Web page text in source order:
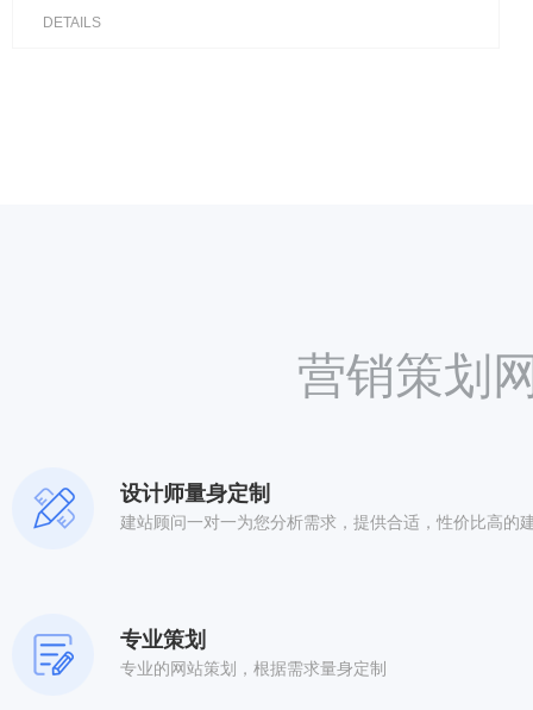
DETAILS
营销策划
设计师量身定制
建站顾问一对一为您分析需求，提供合适，性价比高的
专业策划
专业的网站策划，根据需求量身定制